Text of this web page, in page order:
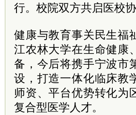
行。校院双方共启医校
健康与教育事关民生福
江农林大学在生命健康
备，今后将携手宁波市
设，打造一体化临床教
师资、平台优势转化为
复合型医学人才。